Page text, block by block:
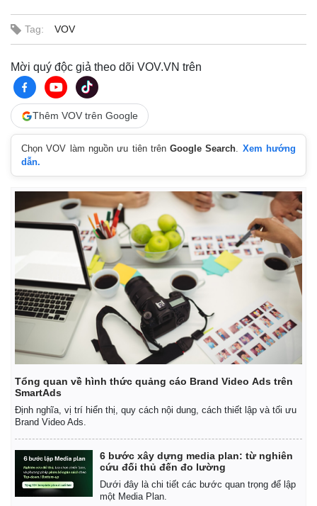
Quan sát
Cuộc sống đó đây
Hồ sơ
Tag: VOV
Mời quý độc giả theo dõi VOV.VN trên
Thêm VOV trên Google
Chọn VOV làm nguồn ưu tiên trênGoogle Search. Xem hướng
dẫn.
Tổng quan về hình thức quảng cáo Brand Video Ads trên
SmartAds
Định nghĩa, vị trí hiển thị, quy cách nội dung, cách thiết lập và tối ưu
Brand Video Ads.
6 bước xây dựng media plan: từ nghiên
cứu đối thủ đến đo lường
Dưới đây là chi tiết các bước quan trọng để lập
một Media Plan.